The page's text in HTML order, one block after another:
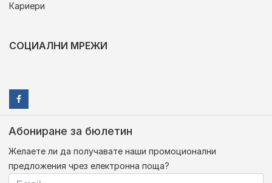
Кариери
СОЦИАЛНИ МРЕЖИ
Абониране за бюлетин
Желаете ли да получавате наши промоционални
предложения чрез електронна поща?